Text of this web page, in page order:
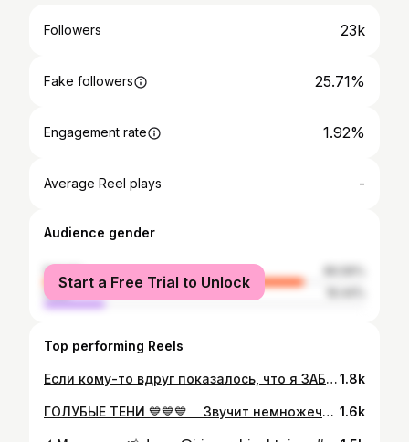
Followers 23k
Fake followers 25.71%
Engagement rate 1.92%
Average Reel plays -
Audience gender
female
male
Start a Free Trial to Unlock
Top performing Reels
Если кому-то вдруг показалось, что я ЗАБРОСИЛА МАКИЯЖ вместе с инстаграмом, то это не так😉 ⠀ Просто теперь я дважды мама🤗 ⠀ 31 декабря 2019 у нас родился Лев Станиславович #сын🦁Сейчас нам уже второй месяц❤ ⠀ Как хорошо, что в студии работает моя команда классных мастеров, они-мой тыл😎 Ну, и я иногда забегаю "помакияжить"😍 ⠀ Как вам моя СУПЕР-НОВОСТЬ?🙏👶 . . #family#семья#сын#son#дочь#daughter#оренбургонлайн#оренбург1.8k
ГОЛУБЫЕ ТЕНИ 💙💙💙 ⠀ Звучит немножечко, как "диагноз"🤭😂 ⠀ У многих ассоциации с макияжем времён СССР.Особенно в сочетании с розовой помадой и бровями-ниточками😏 ⠀ 🤔Как же приручить ГОЛУБОЙ ЦВЕТ в макияже? Ведь это тренд на весь будущий 2020 год! ⠀ Честно скажу, не очень люблю голубой на себе😕 ⠀ Но я поэкспериментировала: -взяла не чистый голубой, а с примесью серого; - добавила длинные стрелки; - сделала брови светлее; - губы, конечно, НЕ розовые, а #nude 😉 ⠀ 👆Получилось сочетать сразу несколько трендов 2020г. в одном мэйке. ⠀ Важно✅✅✅ ⠀ 🔹️Чем светлее кожа, тем светлее и чище ваш голубой цвет. 🔹️Чем вы смуглее-тем более приглушенным должен быть голубой. 🔹️Чем старше, тем прозрачнее голубой и это уже не цвет, а его легкий оттенок. 🔹️Убираем акценты с бровей и губ! 🔹️Ресницы и ресничный край лучше сделать чёрными. ⠀ Вам нравится такое деликатное применение ГОЛУБОГО в макияже? Сделали бы себе?💎😉 . #макияжрубинштейн#colormakeup#freshmakeup#blueeyes#nudeskin#glowskin#skin#макияжоренбург#sexymakeup#визажист#макияж#mua#muah#makeupartist#makeup#eye#makeupaddict#makeuplover#eyemakeup#оренбург#eyemakeupideas#sparkle#cute#makeutrends 1.6k